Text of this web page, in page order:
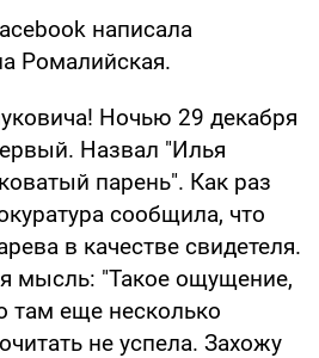
написала
Ромалийская.
Ночью 29 декабря
Назвал "Илья
парень". Как раз
сообщила, что
в качестве свидетеля.
мысль: "Такое ощущение,
там еще несколько
не успела. Захожу